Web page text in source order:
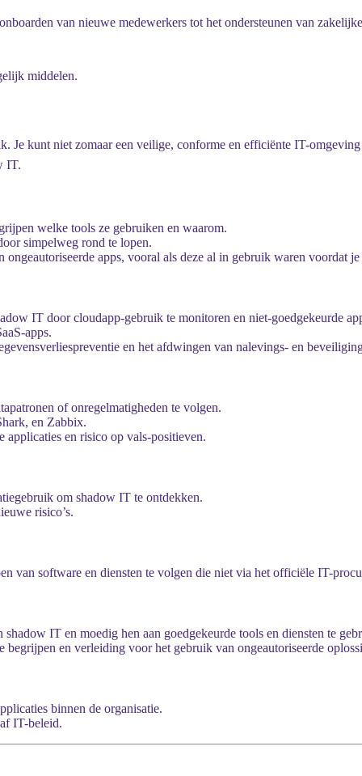
van nieuwe medewerkers tot het ondersteunen van
middelen.
Je kunt niet zomaar een veilige, conforme en efficiënte IT-
IT.
welke tools ze gebruiken en waarom.
simpelweg rond te lopen.
apps, vooral als deze al in gebruik waren voordat
IT door cloudapp-gebruik te monitoren en niet-goedgekeurde
apps.
en het afdwingen van nalevings- en
of onregelmatigheden te volgen.
en Zabbix.
en risico op vals-positieven.
om shadow IT te ontdekken.
risico’s.
van software en diensten te volgen die niet via het officiële IT-
IT en moedig hen aan goedgekeurde tools en diensten te
en verleiding voor het gebruik van ongeautoriseerde
binnen de organisatie.
IT-beleid.